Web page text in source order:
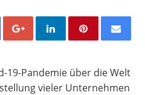
19-Pandemie über die Welt
vieler Unternehmen